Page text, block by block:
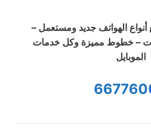
أنواع الهواتف جديد ومستعمل –
– خطوط مميزة وكل خدمات
الموبايل